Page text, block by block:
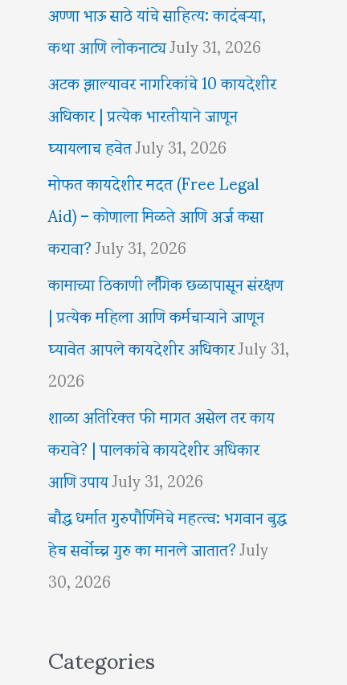
अण्णा भाऊ साठे यांचे साहित्य: कादंबऱ्या,
कथा आणि लोकनाट्यJuly 31, 2026
अटक झाल्यावर नागरिकांचे 10 कायदेशीर
अधिकार | प्रत्येक भारतीयाने जाणून
घ्यायलाच हवेतJuly 31, 2026
मोफत कायदेशीर मदत (Free Legal
Aid) – कोणाला मिळते आणि अर्ज कसा
करावा?July 31, 2026
कामाच्या ठिकाणी लैंगिक छळापासून संरक्षण
| प्रत्येक महिला आणि कर्मचाऱ्याने जाणून
घ्यावेत आपले कायदेशीर अधिकारJuly 31,
2026
शाळा अतिरिक्त फी मागत असेल तर काय
करावे? | पालकांचे कायदेशीर अधिकार
आणि उपायJuly 31, 2026
बौद्ध धर्मात गुरुपौर्णिमेचे महत्त्व: भगवान बुद्ध
हेच सर्वोच्च गुरु का मानले जातात?July
30, 2026
Categories